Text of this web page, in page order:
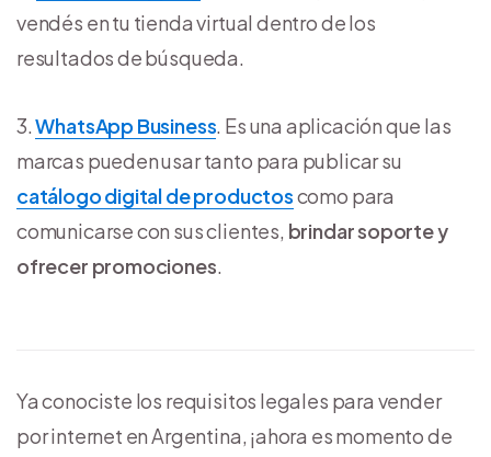
vendés en tu tienda virtual dentro de los
resultados de búsqueda.
WhatsApp Business. Es una aplicación que las
marcas pueden usar tanto para publicar su
catálogo digital de productoscomo para
comunicarse con sus clientes, brindar soporte y
ofrecer promociones.
Ya conociste los requisitos legales para vender
por internet en Argentina, ¡ahora es momento de